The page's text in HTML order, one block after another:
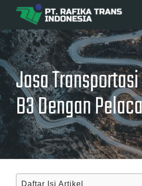
Jasa
B3 Dengan
Daftar Isi Artikel